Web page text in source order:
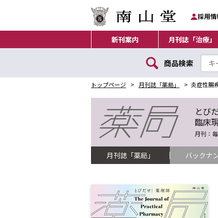
採用情
新刊案内 月刊誌「治療」
商品検索
トップページ 月刊誌「薬局」 炎症性腸
とび
臨床
月刊：
月刊誌「薬局」 バックナ